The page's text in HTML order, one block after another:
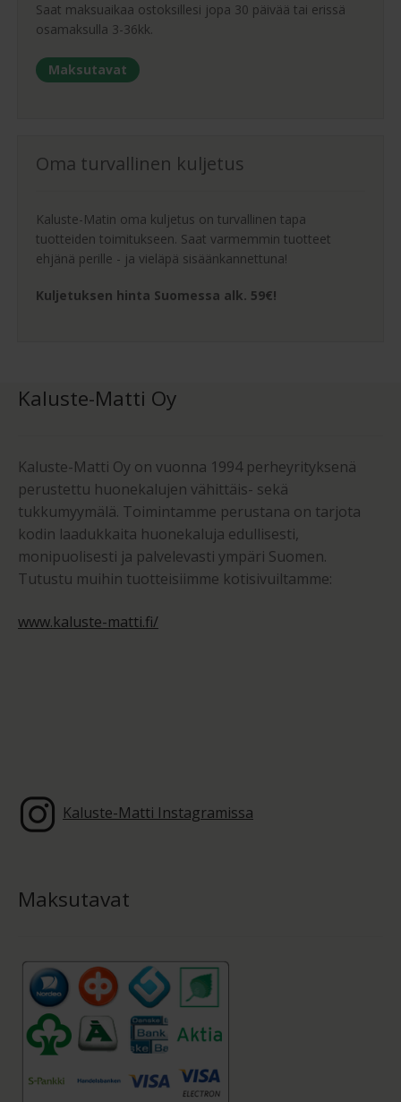
Saat maksuaikaa ostoksillesi jopa 30 päivää tai erissä
osamaksulla 3-36kk.
Maksutavat
Oma turvallinen kuljetus
Kaluste-Matin oma kuljetus on turvallinen tapa
tuotteiden toimitukseen. Saat varmemmin tuotteet
ehjänä perille - ja vieläpä sisäänkannettuna!
Kuljetuksen hinta Suomessa alk. 59€!
Kaluste-Matti Oy
Kaluste-Matti Oy on vuonna 1994 perheyrityksenä
perustettu huonekalujen vähittäis- sekä
tukkumyymälä. Toimintamme perustana on tarjota
kodin laadukkaita huonekaluja edullisesti,
monipuolisesti ja palvelevasti ympäri Suomen.
Tutustu muihin tuotteisiimme kotisivuiltamme:
www.kaluste-matti.fi/
Kaluste-Matti Instagramissa
Maksutavat